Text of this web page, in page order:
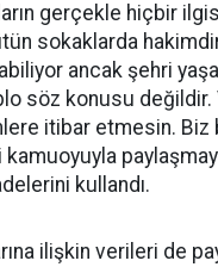
gerçekle hiçbir
sokaklarda
ancak şehri
söz konusu değildir.
itibar etmesin. Biz
kullandı.
ilişkin verileri de